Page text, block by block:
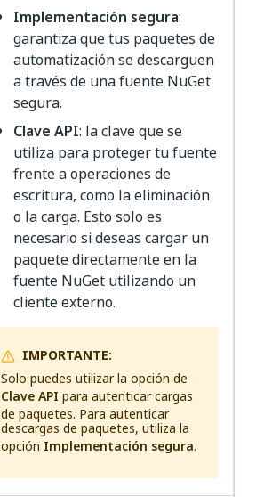
Implementación segura:
garantiza que tus paquetes de
automatización se descarguen
a través de una fuente NuGet
segura.
Clave API: la clave que se
utiliza para proteger tu fuente
frente a operaciones de
escritura, como la eliminación
o la carga. Esto solo es
necesario si deseas cargar un
paquete directamente en la
fuente NuGet utilizando un
cliente externo.
IMPORTANTE:
Solo puedes utilizar la opción de
Clave API para autenticar cargas
de paquetes. Para autenticar
descargas de paquetes, utiliza la
opción Implementación segura.